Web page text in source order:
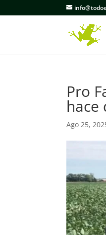
Pro
hace
Ago 25,